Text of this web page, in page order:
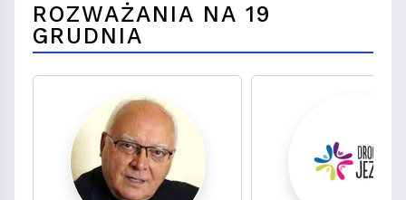
ROZWAŻANIA NA 19
GRUDNIA